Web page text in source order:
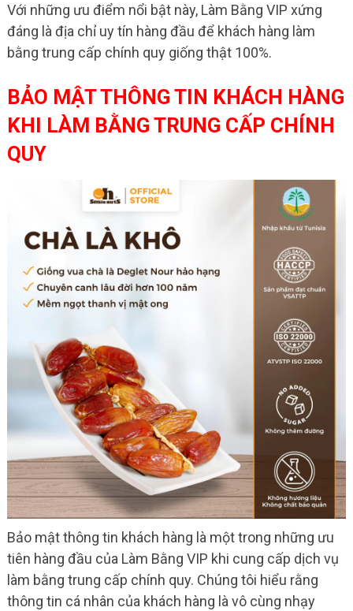
Với những ưu điểm nổi bật này, Làm Bằng VIP xứng
đáng là địa chỉ uy tín hàng đầu để khách hàng làm
bằng trung cấp chính quy giống thật 100%.
BẢO MẬT THÔNG TIN KHÁCH HÀNG
KHI LÀM BẰNG TRUNG CẤP CHÍNH
QUY
Bảo mật thông tin khách hàng là một trong những ưu
tiên hàng đầu của Làm Bằng VIP khi cung cấp dịch vụ
làm bằng trung cấp chính quy. Chúng tôi hiểu rằng
thông tin cá nhân của khách hàng là vô cùng nhạy